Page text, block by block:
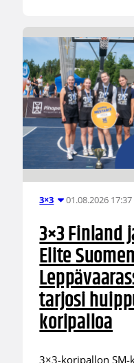
3×3 01.08.2026 17:37
3×3 Finland
Elite
tarjosi
koripalloa
3×3-koripallon